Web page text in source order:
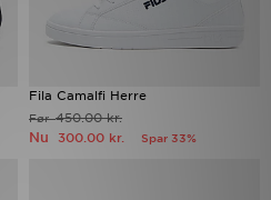
Fila Camalfi Herre
Før450.00 kr.
Nu 300.00 kr. Spar 33%